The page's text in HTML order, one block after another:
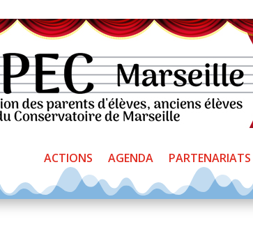
ACTIONS AGENDA PARTENARIATS